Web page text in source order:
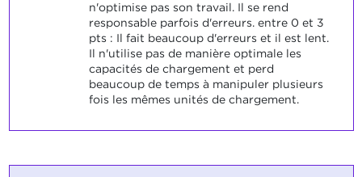
n'optimise pas son travail. Il se rend
responsable parfois d'erreurs. entre 0 et 3
pts : Il fait beaucoup d'erreurs et il est lent.
Il n'utilise pas de manière optimale les
capacités de chargement et perd
beaucoup de temps à manipuler plusieurs
fois les mêmes unités de chargement.